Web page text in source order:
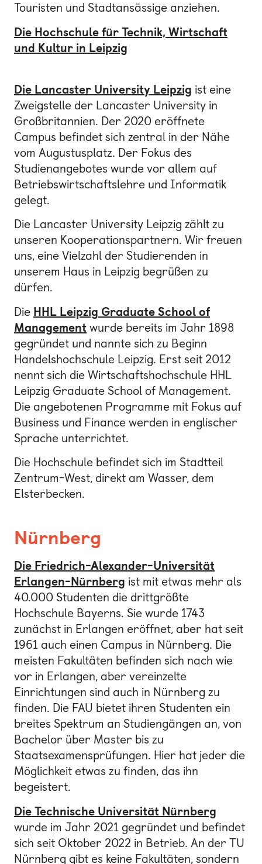
Touristen und Stadtansässige anziehen.
Die Hochschule für Technik, Wirtschaft
und Kultur in Leipzig
Die Lancaster University Leipzig ist eine
Zweigstelle der Lancaster University in
Großbritannien. Der 2020 eröffnete
Campus befindet sich zentral in der Nähe
vom Augustusplatz. Der Fokus des
Studienangebotes wurde vor allem auf
Betriebswirtschaftslehre und Informatik
gelegt.
Die Lancaster University Leipzig zählt zu
unseren Kooperationspartnern. Wir freuen
uns, eine Vielzahl der Studierenden in
unserem Haus in Leipzig begrüßen zu
dürfen.
Die HHL Leipzig Graduate School of
Management wurde bereits im Jahr 1898
gegründet und nannte sich zu Beginn
Handelshochschule Leipzig. Erst seit 2012
nennt sich die Wirtschaftshochschule HHL
Leipzig Graduate School of Management.
Die angebotenen Programme mit Fokus auf
Business und Finance werden in englischer
Sprache unterrichtet.
Die Hochschule befindet sich im Stadtteil
Zentrum-West, direkt am Wasser, dem
Elsterbecken.
Nürnberg
Die Friedrich-Alexander-Universität
Erlangen-Nürnberg ist mit etwas mehr als
40.000 Studenten die drittgrößte
Hochschule Bayerns. Sie wurde 1743
zunächst in Erlangen eröffnet, aber hat seit
1961 auch einen Campus in Nürnberg. Die
meisten Fakultäten befinden sich nach wie
vor in Erlangen, aber vereinzelte
Einrichtungen sind auch in Nürnberg zu
finden. Die FAU bietet ihren Studenten ein
breites Spektrum an Studiengängen an, von
Bachelor über Master bis zu
Staatsexamensprüfungen. Hier hat jeder die
Möglichkeit etwas zu finden, das ihn
begeistert.
Die Technische Universität Nürnberg
wurde im Jahr 2021 gegründet und befindet
sich seit Oktober 2022 in Betrieb. An der TU
Nürnberg gibt es keine Fakultäten, sondern